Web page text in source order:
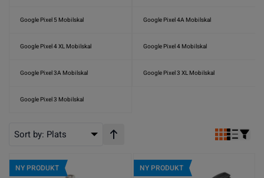
Google Pixel 5 Mobilskal Google Pixel 4A Mobilskal
Google Pixel 4 XL Mobilskal Google Pixel 4 Mobilskal
Google Pixel 3A Mobilskal Google Pixel 3 XL Mobilskal
Google Pixel 3 Mobilskal
Sort by: Plats Stigande ordning
NY PRODUKT NY PRODUKT